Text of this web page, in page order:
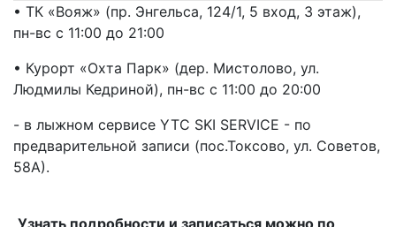
• ТК «Вояж» (пр. Энгельса, 124/1, 5 вход, 3 этаж),
пн-вс с 11:00 до 21:00
• Курорт «Охта Парк» (дер. Мистолово, ул.
Людмилы Кедриной), пн-вс с 11:00 до 20:00
- в лыжном сервисе YTC SKI SERVICE - по
предварительной записи (пос.Токсово, ул. Советов,
58А).
Узнать подробности и записаться можно по